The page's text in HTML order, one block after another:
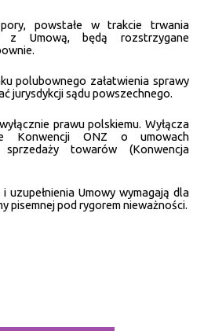
powstałe w trakcie trwania
Umową, będą rozstrzygane
polubownego załatwienia sprawy
jurysdykcji sądu powszechnego.
prawu polskiemu. Wyłącza
Konwencji ONZ o umowach
sprzedaży towarów (Konwencja
uzupełnienia Umowy wymagają dla
pisemnej pod rygorem nieważności.